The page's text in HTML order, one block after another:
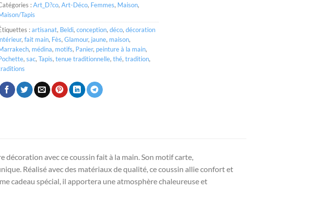
:Art_D?co, Art-Déco, Femmes, Maison,
Tapis
:artisanat, Beldi, conception, déco, décoration
, fait main, Fès, Glamour, jaune, maison,
, médina, motifs, Panier, peinture à la main,
, sac, Tapis, tenue traditionnelle, thé, tradition,
décoration avec ce coussin fait à la main. Son motif carte,
Réalisé avec des matériaux de qualité, ce coussin allie confort et
cadeau spécial, il apportera une atmosphère chaleureuse et